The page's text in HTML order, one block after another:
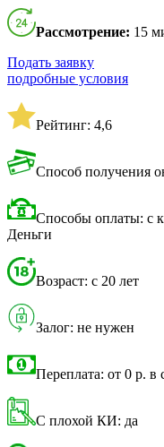
Рассмотрение: 15
Подать заявку
подробные условия
Рейтинг: 4,6
Способ получения
Способы оплаты: с
Деньги
Возраст: с 20 лет
Залог: не нужен
Переплата: от 0 р. в
С плохой КИ: да